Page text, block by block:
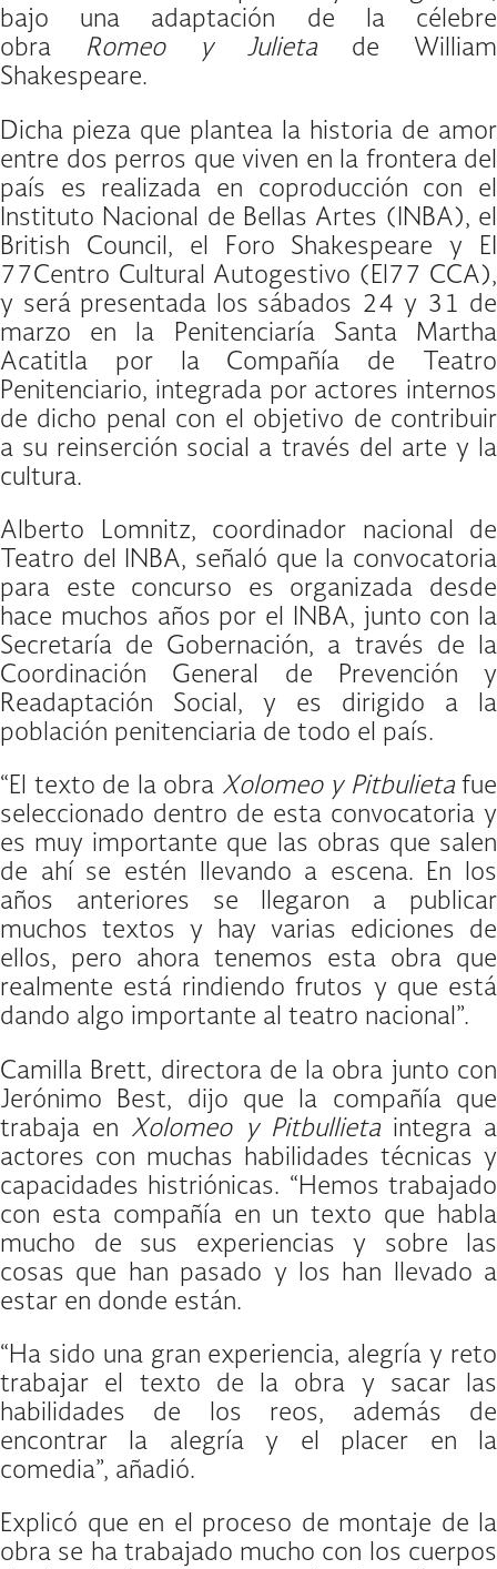
bajo una adaptación de la célebre
obra Romeo y Julieta de William
Shakespeare.
Dicha pieza que plantea la historia de amor
entre dos perros que viven en la frontera del
país es realizada en coproducción con el
Instituto Nacional de Bellas Artes (INBA), el
British Council, el Foro Shakespeare y EI
77Centro Cultural Autogestivo (El77 CCA),
y será presentada los sábados 24 y 31 de
marzo en la Penitenciaría Santa Martha
Acatitla por la Compañía de Teatro
Penitenciario, integrada por actores internos
de dicho penal con el objetivo de contribuir
a su reinserción social a través del arte y la
cultura.
Alberto Lomnitz, coordinador nacional de
Teatro del INBA, señaló que la convocatoria
para este concurso es organizada desde
hace muchos años por el INBA, junto con la
Secretaría de Gobernación, a través de la
Coordinación General de Prevención y
Readaptación Social, y es dirigido a la
población penitenciaria de todo el país.
“El texto de la obra Xolomeo y Pitbulietafue
seleccionado dentro de esta convocatoria y
es muy importante que las obras que salen
de ahí se estén llevando a escena. En los
años anteriores se llegaron a publicar
muchos textos y hay varias ediciones de
ellos, pero ahora tenemos esta obra que
realmente está rindiendo frutos y que está
dando algo importante al teatro nacional”.
Camilla Brett, directora de la obra junto con
Jerónimo Best, dijo que la compañía que
trabaja en Xolomeo y Pitbullietaintegra a
actores con muchas habilidades técnicas y
capacidades histriónicas. “Hemos trabajado
con esta compañía en un texto que habla
mucho de sus experiencias y sobre las
cosas que han pasado y los han llevado a
estar en donde están.
“Ha sido una gran experiencia, alegría y reto
trabajar el texto de la obra y sacar las
habilidades de los reos, además de
encontrar la alegría y el placer en la
comedia”, añadió.
Explicó que en el proceso de montaje de la
obra se ha trabajado mucho con los cuerpos